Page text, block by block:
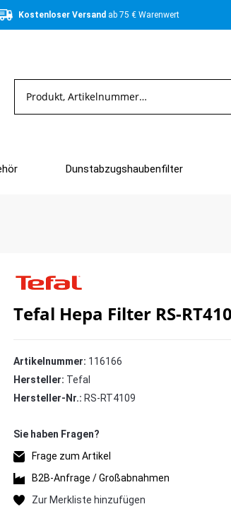
Kostenloser Versand ab 75 € Warenwert
Dunstabzugshaubenfilter
Tefal Hepa Filter RS-
Artikelnummer: 116166
Hersteller: Tefal
Hersteller-Nr.: RS-RT4109
Frage zum Artikel
B2B-Anfrage / Großabnahmen